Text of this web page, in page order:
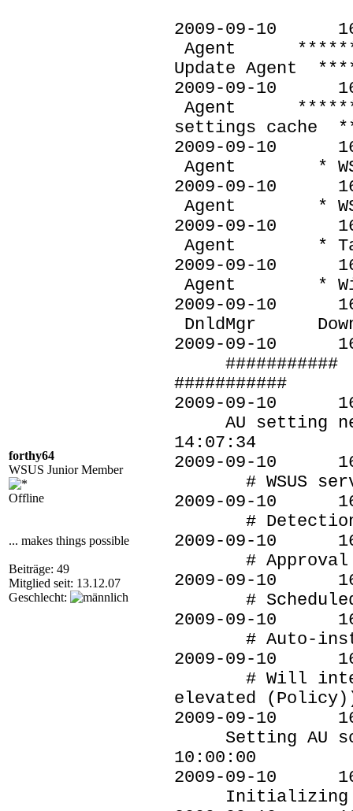
forthy64
WSUS Junior Member
Offline
... makes things possible
Beiträge: 49
Mitglied seit: 13.12.07
Geschlecht:
2009-09-
Agent
Update Agent
2009-09-
Agent
settings cache
2009-09-
Agent *
2009-09-
Agent *
2009-09-
Agent * Target
2009-09-
Agent *
2009-09-
DnldMgr
2009-09-10
###########
###########
2009-09-10
AU setting
14:07:34
2009-09-10
# WSUS
2009-09-10
# Detection
2009-09-10
# Approval
2009-09-10
# Scheduled
2009-09-10
# Auto-install
2009-09-10
# Will interact
elevated
2009-09-10
Setting AU
10:00:00
2009-09-10
Initializing